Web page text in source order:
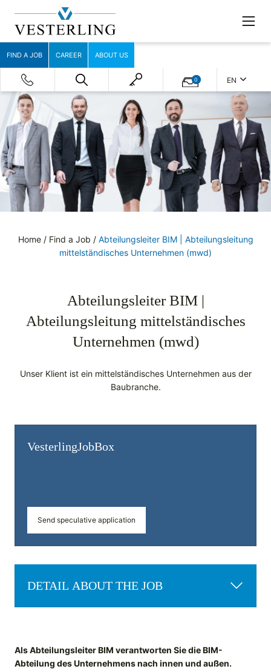
FIND A JOB CAREER ABOUT US
0 EN
Home/ Find a Job / Abteilungsleiter BIM | Abteilungsleitung
mittelständisches Unternehmen (mwd)
Abteilungsleiter BIM |
Abteilungsleitung mittelständisches
Unternehmen (mwd)
Unser Klient ist ein mittelständisches Unternehmen aus der
Baubranche.
Vesterling­JobBox
Send speculative application
DETAIL ABOUT THE JOB
Als Abteilungsleiter BIM verantworten Sie die BIM-
Abteilung des Unternehmens nach innen und außen.